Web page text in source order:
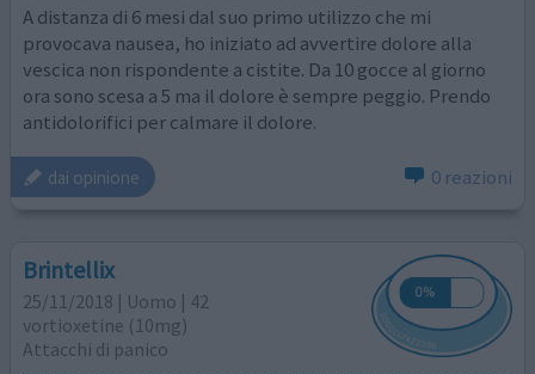
A distanza di 6 mesi dal suo primo utilizzo che mi
provocava nausea, ho iniziato ad avvertire dolore alla
vescica non rispondente a cistite. Da 10 gocce al giorno
ora sono scesa a 5 ma il dolore è sempre peggio. Prendo
antidolorifici per calmare il dolore.
dai opinione 0 reazioni
Brintellix
25/11/2018 | Uomo | 42
vortioxetine (10mg)
Attacchi di panico